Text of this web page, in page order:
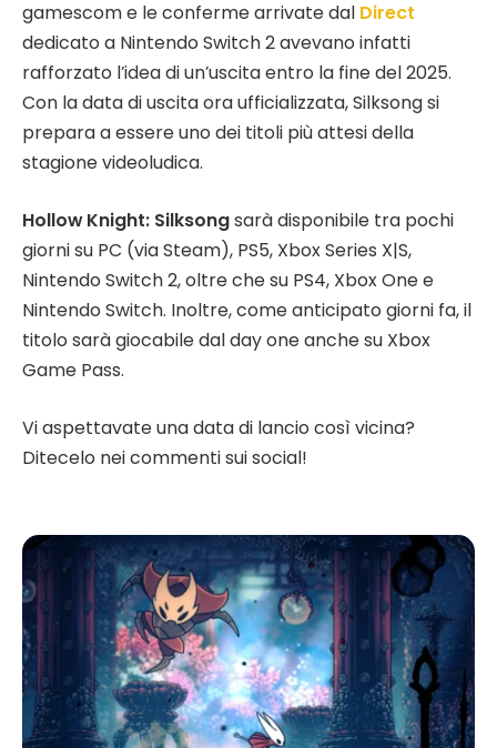
gamescom e le conferme arrivate dal Direct
dedicato a Nintendo Switch 2 avevano infatti
rafforzato l’idea di un’uscita entro la fine del 2025.
Con la data di uscita ora ufficializzata, Silksong si
prepara a essere uno dei titoli più attesi della
stagione videoludica.
Hollow Knight: Silksongsarà disponibile tra pochi
giorni su PC (via Steam), PS5, Xbox Series X|S,
Nintendo Switch 2, oltre che su PS4, Xbox One e
Nintendo Switch. Inoltre, come anticipato giorni fa, il
titolo sarà giocabile dal day one anche su Xbox
Game Pass.
Vi aspettavate una data di lancio così vicina?
Ditecelo nei commenti sui social!